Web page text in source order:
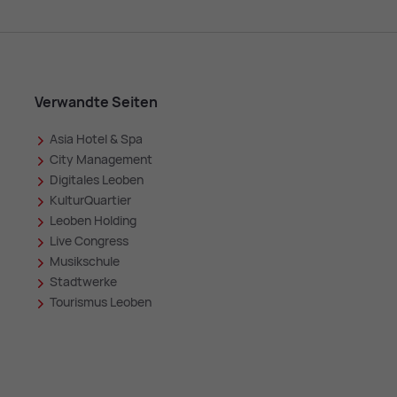
Verwandte Seiten
Asia Hotel & Spa
City Management
Digitales Leoben
KulturQuartier
Leoben Holding
Live Congress
Musikschule
Stadtwerke
Tourismus Leoben